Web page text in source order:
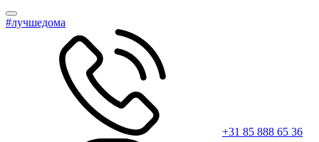
#лучшедома
+31 85 888 65 36